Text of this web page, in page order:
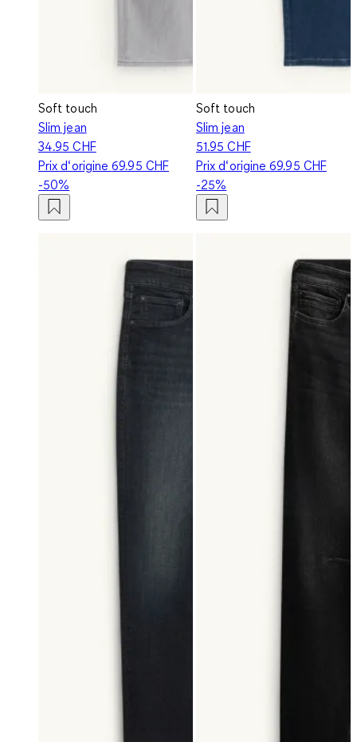
Soft touch
Slim jean
34.95 CHF
Prix d‘origine69.95 CHF
-50%
Soft touch
Slim jean
51.95 CHF
Prix d‘origine69.95 CHF
-25%